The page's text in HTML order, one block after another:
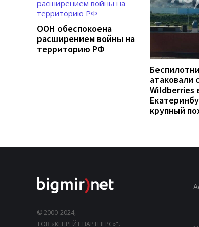
ООН обеспокоена
расширением войны на
территорию РФ
атаковали
Wildberries
крупный
© 2000-2024,
ТОВ «КЕПРЕЙТ ПАРТНЕРС»".